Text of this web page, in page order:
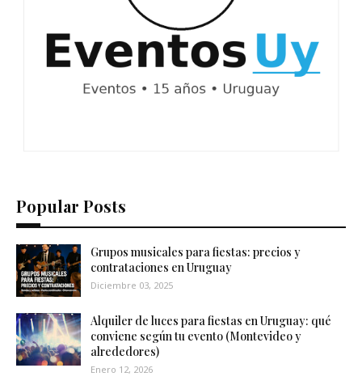
Popular Posts
Grupos musicales para fiestas: precios y
contrataciones en Uruguay
Diciembre 03, 2025
Alquiler de luces para fiestas en Uruguay: qué
conviene según tu evento (Montevideo y
alrededores)
Enero 12, 2026